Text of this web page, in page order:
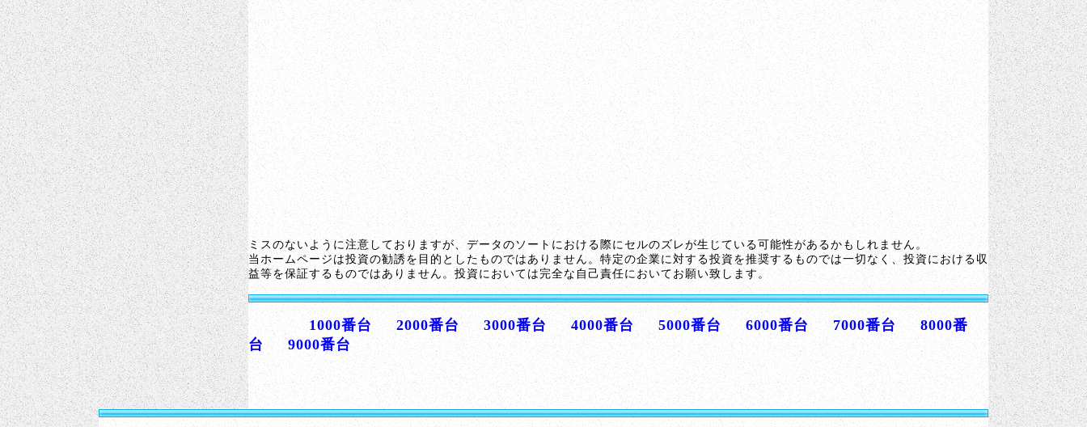
ミスのないように注意しておりますが、データのソートにおける際にセルのズレが生じている可能性があるかもしれません。
当ホームページは投資の勧誘を目的としたものではありません。特定の企業に対する投資を推奨するものでは一切なく、投資における収
益等を保証するものではありません。投資においては完全な自己責任においてお願い致します。
1000番台 2000番台 3000番台 4000番台 5000番台 6000番台 7000番台
8000番
台
9000番台